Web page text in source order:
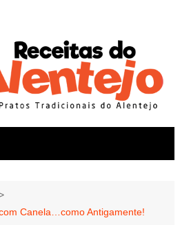
Canela…como Antigamente!